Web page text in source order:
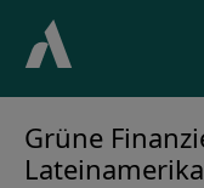
Grüne
Lateinamerika